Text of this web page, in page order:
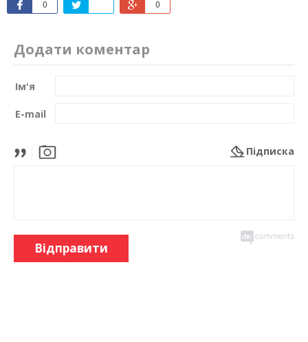
0 0
Додати коментар
Ім'я
E-mail
Підписка
Відправити